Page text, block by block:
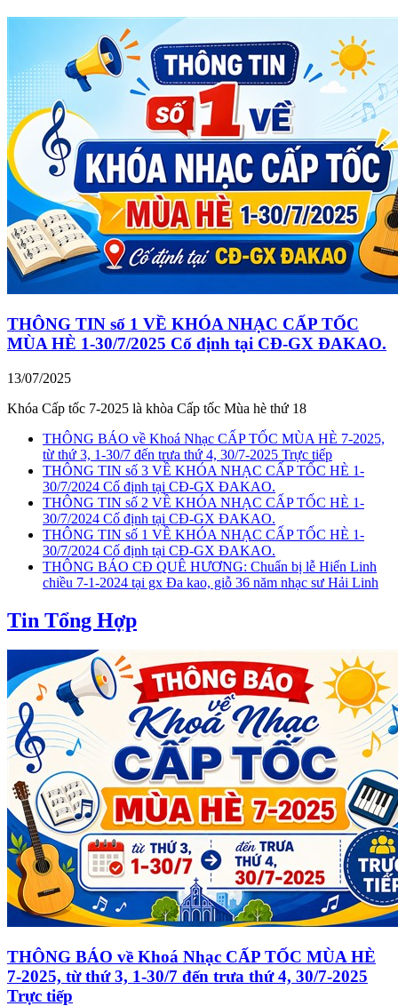
THÔNG TIN số 1 VỀ KHÓA NHẠC CẤP TỐC
MÙA HÈ 1-30/7/2025 Cố định tại CĐ-GX ĐAKAO.
13/07/2025
Khóa Cấp tốc 7-2025 là khòa Cấp tốc Mùa hè thứ 18
THÔNG BÁO về Khoá Nhạc CẤP TỐC MÙA HÈ 7-2025,
từ thứ 3, 1-30/7 đến trưa thứ 4, 30/7-2025 Trực tiếp
THÔNG TIN số 3 VỀ KHÓA NHẠC CẤP TỐC HÈ 1-
30/7/2024 Cố định tại CĐ-GX ĐAKAO.
THÔNG TIN số 2 VỀ KHÓA NHẠC CẤP TỐC HÈ 1-
30/7/2024 Cố định tại CĐ-GX ĐAKAO.
THÔNG TIN số 1 VỀ KHÓA NHẠC CẤP TỐC HÈ 1-
30/7/2024 Cố định tại CĐ-GX ĐAKAO.
THÔNG BÁO CĐ QUÊ HƯƠNG: Chuẩn bị lễ Hiển Linh
chiều 7-1-2024 tại gx Đa kao, giỗ 36 năm nhạc sư Hải Linh
Tin Tổng Hợp
THÔNG BÁO về Khoá Nhạc CẤP TỐC MÙA HÈ
7-2025, từ thứ 3, 1-30/7 đến trưa thứ 4, 30/7-2025
Trực tiếp